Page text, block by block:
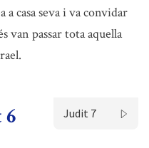
a casa seva i va convidar
van passar tota aquella
Judit 7